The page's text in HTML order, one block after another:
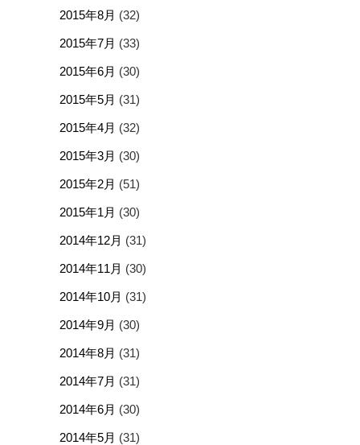
2015年8月 (32)
2015年7月 (33)
2015年6月 (30)
2015年5月 (31)
2015年4月 (32)
2015年3月 (30)
2015年2月 (51)
2015年1月 (30)
2014年12月 (31)
2014年11月 (30)
2014年10月 (31)
2014年9月 (30)
2014年8月 (31)
2014年7月 (31)
2014年6月 (30)
2014年5月 (31)